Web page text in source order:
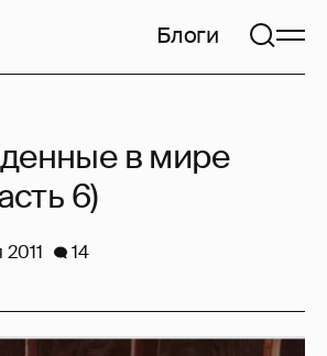
Блоги
в мире
6)
14